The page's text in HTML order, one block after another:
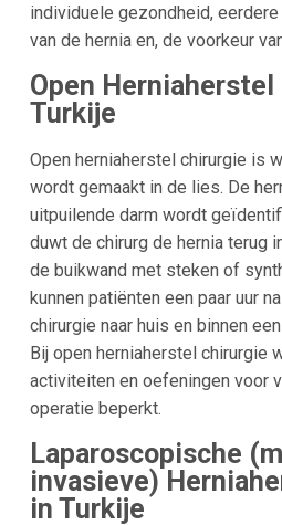
individuele gezondheid,
van de hernia en, de voorkeur
Open
Turkije
Open herniaherstel chirurgie is
wordt gemaakt in de lies. De
uitpuilende darm wordt
duwt de chirurg de hernia terug
de buikwand met steken of
kunnen patiënten een paar uur
chirurgie naar huis en binnen
Bij open herniaherstel chirurgie
activiteiten en oefeningen voor
operatie beperkt.
Laparoscopische
invasieve)
in Turkije